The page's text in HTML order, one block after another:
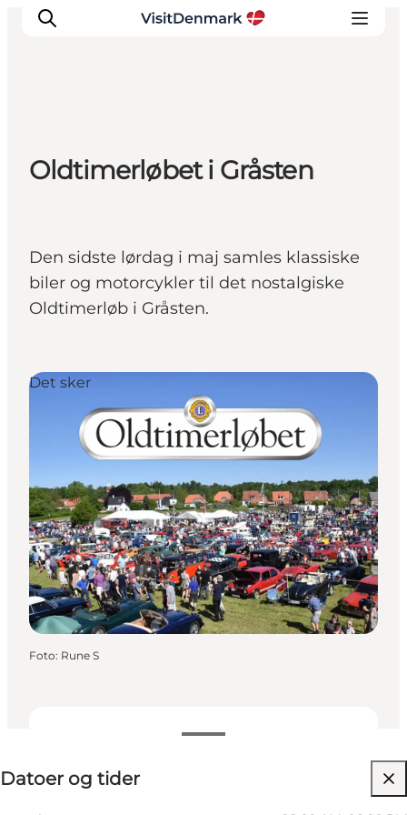
Inspiration
Destinationer
Planlæg ferien
Oldtimerløbet i Gråsten
Den sidste lørdag i maj samles klassiske
biler og motorcykler til det nostalgiske
Oldtimerløb i Gråsten.
Datoer og tider
Besøg hjemmeside
Det sker
Foto: Rune S